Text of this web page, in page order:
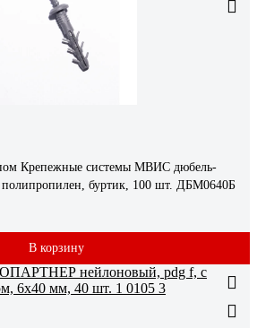
Крепежные системы МВИС дюбель-
полипропилен, буртик, 100 шт. ДБМ0640Б
В корзину